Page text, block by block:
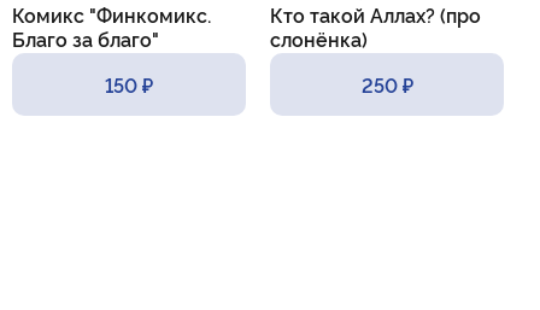
Комикс "Финкомикс.
Благо за благо"
150 ₽
Кто такой Аллах? (про
слонёнка)
250 ₽